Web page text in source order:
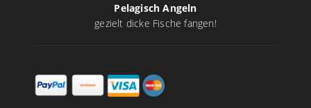
Pelagisch Angeln
gezielt dicke Fische fangen!